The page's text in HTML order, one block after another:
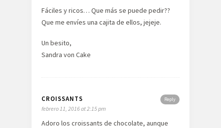
Fáciles y ricos… Que más se puede pedir??
Que me envíes una cajita de ellos, jejeje.
Un besito,
Sandra von Cake
Reply
CROISSANTS
febrero 11, 2016 at 2:15 pm
Adoro los croissants de chocolate, aunque